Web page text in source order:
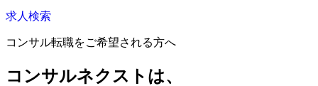
求人検索
コンサル転職をご希望される方へ
コンサルネクストは、